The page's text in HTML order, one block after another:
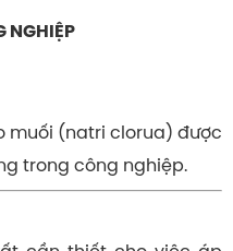
NGHIỆP
muối (natri clorua) được
trong công nghiệp.